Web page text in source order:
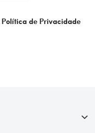
Política de Privacidade